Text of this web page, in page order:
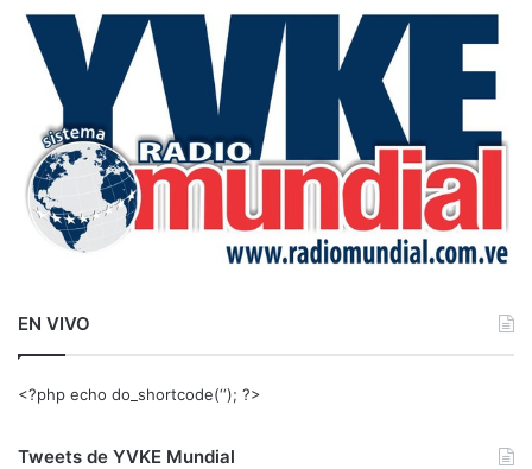
a
EN VIVO
<?php echo do_shortcode(‘‘); ?>
Tweets de YVKE Mundial